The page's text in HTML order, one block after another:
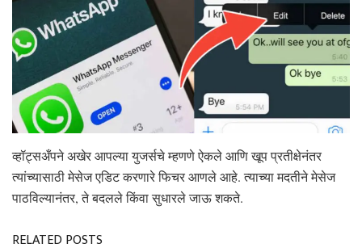
व्हॉट्सअँपने अखेर आपल्या युजर्सचे म्हणणे ऐकले आणि खूप प्रतीक्षेनंतर
त्यांच्यासाठी मेसेज एडिट करणारे फिचर आणले आहे. त्याच्या मदतीने मेसेज
पाठविल्यानंतर, ते बदलले किंवा सुधारले जाऊ शकते.
RELATED POSTS